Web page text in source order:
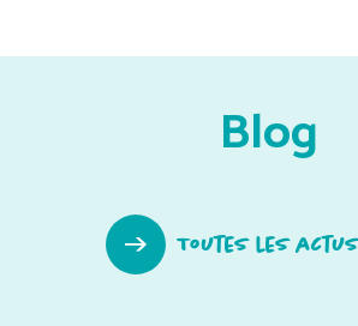
Blog
Toutes les